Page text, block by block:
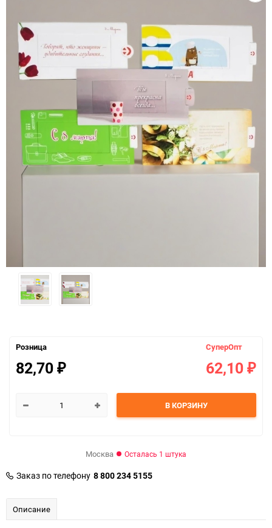
Розница
82,70 ₽
СуперОпт
62,10 ₽
В КОРЗИНУ
Москва Осталась 1 штука
Заказ по телефону 8 800 234 5155
Описание